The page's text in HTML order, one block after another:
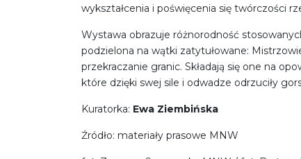
wykształcenia i poświęcenia się twórczości
Wystawa obrazuje różnorodność
podzielona na wątki zatytułowane:
przekraczanie granic. Składają się one na
które dzięki swej sile i odwadze odrzuciły
Kuratorka: Ewa Ziembińska
Źródło: materiały prasowe MNW